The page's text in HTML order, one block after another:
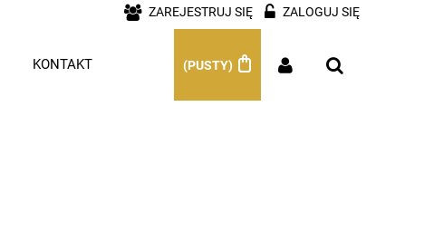
ZAREJESTRUJ SIĘ ZALOGUJ SIĘ
(PUSTY)
KONTAKT